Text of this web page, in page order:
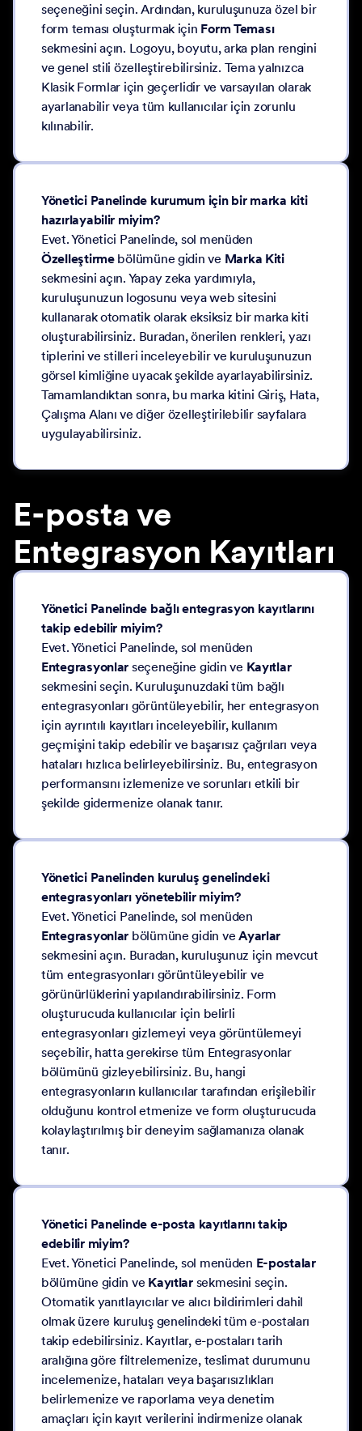
seçeneğini seçin. Ardından, kuruluşunuza özel bir
form teması oluşturmak için Form Teması
sekmesini açın. Logoyu, boyutu, arka plan rengini
ve genel stili özelleştirebilirsiniz. Tema yalnızca
Klasik Formlar için geçerlidir ve varsayılan olarak
ayarlanabilir veya tüm kullanıcılar için zorunlu
kılınabilir.
Yönetici Panelinde kurumum için bir marka kiti
hazırlayabilir miyim?
Evet. Yönetici Panelinde, sol menüden
Özelleştirmebölümüne gidin ve Marka Kiti
sekmesini açın. Yapay zeka yardımıyla,
kuruluşunuzun logosunu veya web sitesini
kullanarak otomatik olarak eksiksiz bir marka kiti
oluşturabilirsiniz. Buradan, önerilen renkleri, yazı
tiplerini ve stilleri inceleyebilir ve kuruluşunuzun
görsel kimliğine uyacak şekilde ayarlayabilirsiniz.
Tamamlandıktan sonra, bu marka kitini Giriş, Hata,
Çalışma Alanı ve diğer özelleştirilebilir sayfalara
uygulayabilirsiniz.
E-posta ve
Entegrasyon Kayıtları
Yönetici Panelinde bağlı entegrasyon kayıtlarını
takip edebilir miyim?
Evet. Yönetici Panelinde, sol menüden
Entegrasyonlar seçeneğine gidin ve Kayıtlar
sekmesini seçin. Kuruluşunuzdaki tüm bağlı
entegrasyonları görüntüleyebilir, her entegrasyon
için ayrıntılı kayıtları inceleyebilir, kullanım
geçmişini takip edebilir ve başarısız çağrıları veya
hataları hızlıca belirleyebilirsiniz. Bu, entegrasyon
performansını izlemenize ve sorunları etkili bir
şekilde gidermenize olanak tanır.
Yönetici Panelinden kuruluş genelindeki
entegrasyonları yönetebilir miyim?
Evet. Yönetici Panelinde, sol menüden
Entegrasyonlar bölümüne gidin veAyarlar
sekmesini açın. Buradan, kuruluşunuz için mevcut
tüm entegrasyonları görüntüleyebilir ve
görünürlüklerini yapılandırabilirsiniz. Form
oluşturucuda kullanıcılar için belirli
entegrasyonları gizlemeyi veya görüntülemeyi
seçebilir, hatta gerekirse tüm Entegrasyonlar
bölümünü gizleyebilirsiniz. Bu, hangi
entegrasyonların kullanıcılar tarafından erişilebilir
olduğunu kontrol etmenize ve form oluşturucuda
kolaylaştırılmış bir deneyim sağlamanıza olanak
tanır.
Yönetici Panelinde e-posta kayıtlarını takip
edebilir miyim?
Evet. Yönetici Panelinde, sol menüden E-postalar
bölümüne gidin ve Kayıtlarsekmesini seçin.
Otomatik yanıtlayıcılar ve alıcı bildirimleri dahil
olmak üzere kuruluş genelindeki tüm e-postaları
takip edebilirsiniz. Kayıtlar, e-postaları tarih
aralığına göre filtrelemenize, teslimat durumunu
incelemenize, hataları veya başarısızlıkları
belirlemenize ve raporlama veya denetim
amaçları için kayıt verilerini indirmenize olanak